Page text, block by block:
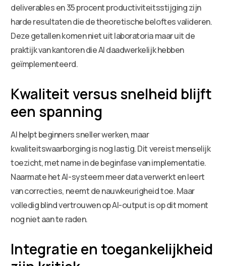
deliverables en 35 procent productiviteitsstijging zijn
harde resultaten die de theoretische beloftes valideren.
Deze getallen komen niet uit laboratoria maar uit de
praktijk van kantoren die AI daadwerkelijk hebben
geïmplementeerd.
Kwaliteit versus snelheid blijft
een spanning
AI helpt beginners sneller werken, maar
kwaliteitswaarborging is nog lastig. Dit vereist menselijk
toezicht, met name in de beginfase van implementatie.
Naarmate het AI-systeem meer data verwerkt en leert
van correcties, neemt de nauwkeurigheid toe. Maar
volledig blind vertrouwen op AI-output is op dit moment
nog niet aan te raden.
Integratie en toegankelijkheid